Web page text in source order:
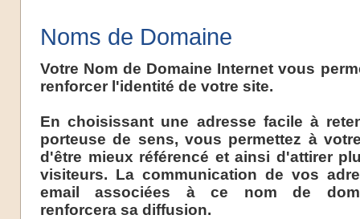
Noms de Domaine
Votre Nom de Domaine Internet vous
renforcer l'identité de votre site.
En choisissant une adresse facile à
porteuse de sens, vous permettez à
d'être mieux référencé et ainsi d'attirer
visiteurs. La communication de vos
email associées à ce nom de
renforcera sa diffusion.